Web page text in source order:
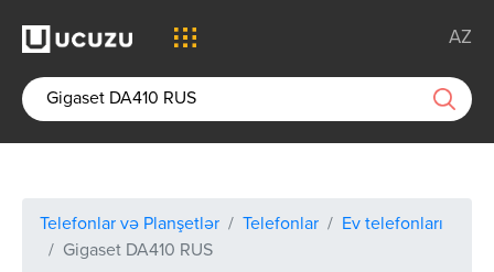
AZ
Telefonlar və Planşetlər Telefonlar
Ev telefonları
Gigaset DA410 RUS